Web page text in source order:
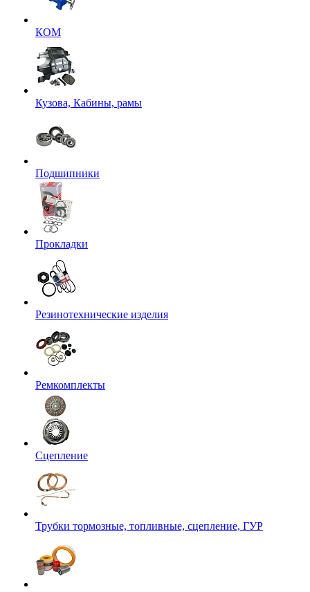
КОМ
Кузова, Кабины, рамы
Подшипники
Прокладки
Резинотехнические изделия
Ремкомплекты
Сцепление
Трубки тормозные, топливные, сцепление, ГУР